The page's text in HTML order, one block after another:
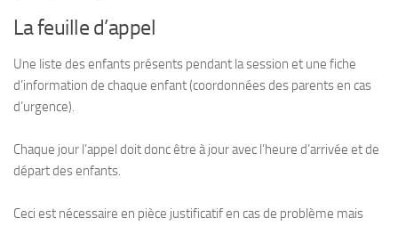
La feuille d’appel
Une liste des enfants présents pendant la session et une fiche
d’information de chaque enfant (coordonnées des parents en cas
d’urgence).
Chaque jour l’appel doit donc être à jour avec l’heure d’arrivée et de
départ des enfants.
Ceci est nécessaire en pièce justificatif en cas de problème mais